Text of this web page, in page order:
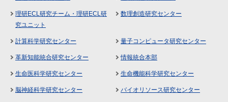
理研ECL研究チーム・理研ECL研
究ユニット
数理創造研究センター
計算科学研究センター 量子コンピュータ研究センター
革新知能統合研究センター 情報統合本部
生命医科学研究センター 生命機能科学研究センター
脳神経科学研究センター バイオリソース研究センター